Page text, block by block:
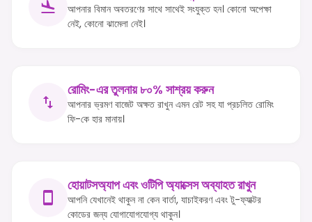
আপনার বিমান অবতরণের সাথে সাথেই সংযুক্ত হন। কোনো অপেক্ষা
নেই, কোনো ঝামেলা নেই।
রোমিং-এর তুলনায় ৮০% সাশ্রয় করুন
আপনার ভ্রমণ বাজেট অক্ষত রাখুন এমন রেট সহ যা প্রচলিত রোমিং
ফি-কে হার মানায়।
হোয়াটসঅ্যাপ এবং ওটিপি অ্যাক্সেস অব্যাহত রাখুন
আপনি যেখানেই থাকুন না কেন বার্তা, যাচাইকরণ এবং টু-ফ্যাক্টর
কোডের জন্য যোগাযোগযোগ্য থাকুন।